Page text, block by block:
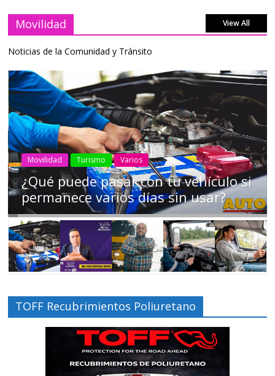
Movilidad View All
Noticias de la Comunidad y Tránsito
AEADE Industria Motociclismo Motos Movilidad
Campaña busca cambiar destino de
los motociclistas en la región
TOFF Recubrimientos Poliuretano